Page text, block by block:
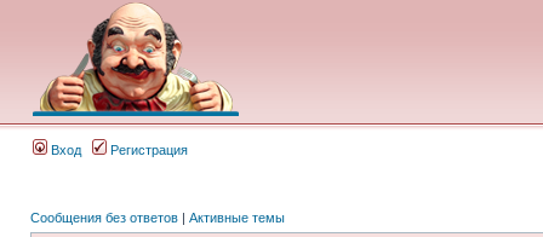
Вход Регистрация
Сообщения без ответов | Активные темы